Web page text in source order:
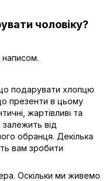
чоловіку?
подарувати хлопцю
презенти в цьому
жартівливі та
залежить від
обранця. Декілька
вам зробити
Оскільки ми живемо